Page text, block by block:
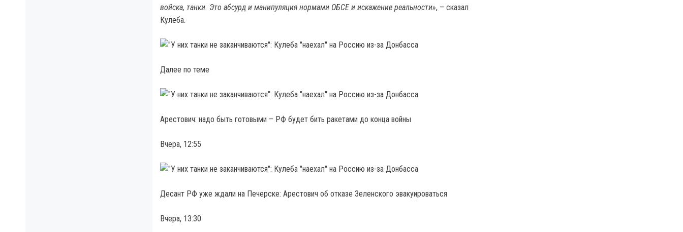
войска, танки. Это абсурд и манипуляция нормами ОБСЕ и искажение реальности», – сказал
Кулеба.
Далее по теме
Арестович: надо быть готовыми – РФ будет бить ракетами до конца войны
Вчера, 12:55
Десант РФ уже ждали на Печерске: Арестович об отказе Зеленского эвакуироваться
Вчера, 13:30